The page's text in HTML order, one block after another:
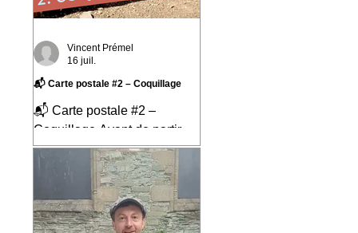
📬 Carte postale #2 – Coquillage
📬 Carte postale #2 –
Coquillage Avant de partir
pour neuf mois sur les routes
d'Amérique du Sud, j'ai écrit
la chanson « Coquillage »
pour mes enfants. C'était une
façon d'imaginer le voyage
Vincent Prémel
16 juil.